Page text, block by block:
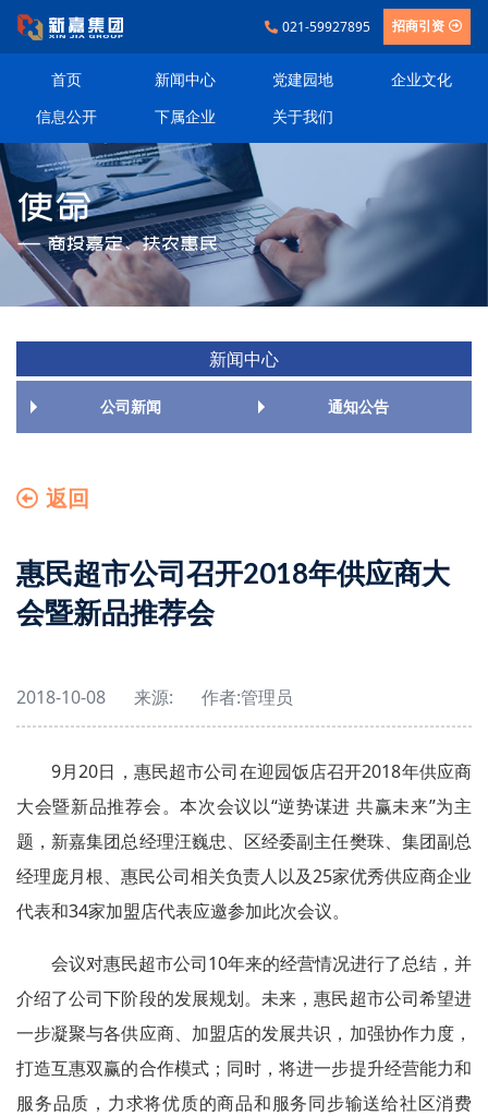
021-59927895 招商引资
首页 新闻中心 党建园地
企业文化
信息公开
下属企业 关于我们
新闻中心
公司新闻 通知公告
返回
惠民超市公司召开2018年供应商大
会暨新品推荐会
2018-10-08 来源: 作者:管理员
9月20日，惠民超市公司在迎园饭店召开2018年供应商
大会暨新品推荐会。本次会议以“逆势谋进 共赢未来”为主
题，新嘉集团总经理汪巍忠、区经委副主任樊珠、集团副总
经理庞月根、惠民公司相关负责人以及25家优秀供应商企业
代表和34家加盟店代表应邀参加此次会议。
会议对惠民超市公司10年来的经营情况进行了总结，并
介绍了公司下阶段的发展规划。未来，惠民超市公司希望进
一步凝聚与各供应商、加盟店的发展共识，加强协作力度，
打造互惠双赢的合作模式；同时，将进一步提升经营能力和
服务品质，力求将优质的商品和服务同步输送给社区消费